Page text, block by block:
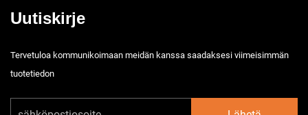
Uutiskirje
Tervetuloa kommunikoimaan meidän kanssa saadaksesi viimeisimmän
tuotetiedon